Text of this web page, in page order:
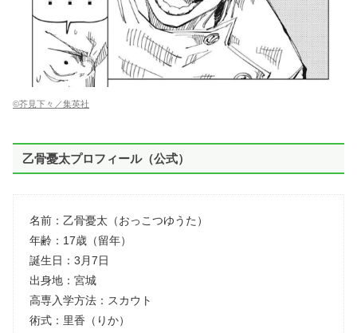
©芥見下々／集英社
乙骨憂太プロフィール（公式）
名前：乙骨憂太（おっこつゆうた）
年齢：17歳（留年）
誕生日：3月7日
出身地：宮城
高専入学方法：スカウト
術式：里香（りか）